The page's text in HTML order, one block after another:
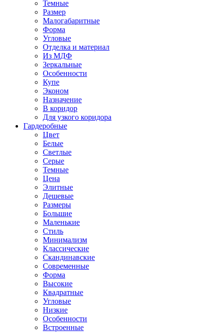
Темные
Размер
Малогабаритные
Форма
Угловые
Отделка и материал
Из МДФ
Зеркальные
Особенности
Купе
Эконом
Назначение
В коридор
Для узкого коридора
Гардеробные
Цвет
Белые
Светлые
Серые
Темные
Цена
Элитные
Дешевые
Размеры
Большие
Маленькие
Стиль
Минимализм
Классические
Скандинавские
Современные
Форма
Высокие
Квадратные
Угловые
Низкие
Особенности
Встроенные